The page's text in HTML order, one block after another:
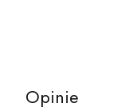
Opinie